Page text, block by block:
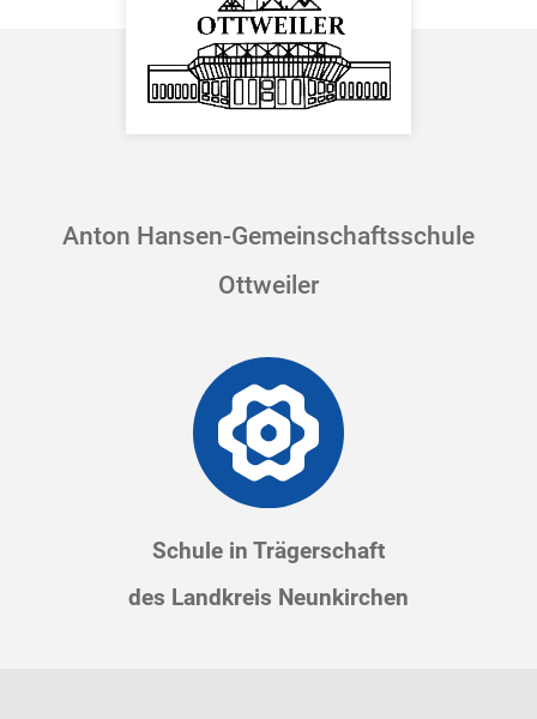
Anton Hansen-Gemeinschaftsschule
Ottweiler
Schule in Trägerschaft
des Landkreis Neunkirchen